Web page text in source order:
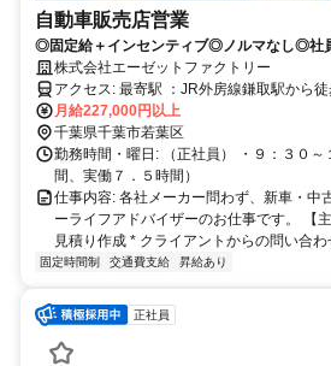
自動車販売店営業
◎固定給＋インセンティブ◎ノルマなし◎社
望休あり◎祝日休み◎未経験者歓迎
株式会社エーゼットファクトリー
アクセス: 最寄駅 ：JR外房線鎌取駅から徒歩約 ４０ 分 車：東金道
大宮IC降りて５０メートル
月給227,000円以上
千葉県千葉市若葉区
勤務時間・曜日: （正社員） ・９：３０
間、実働７．５時間）
仕事内容: 各社メーカー問わず、新車・中
ーライフアドバイザーのお仕事です。 【
見積り作成 * クライアントからの問い合
固定時間制 交通費支給 昇給あり
正社員